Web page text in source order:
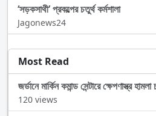
‌‘সড়কসাথী’ প্রকল্পের চতুর্থ কর্মশালা
Jagonews24
Most Read
জর্ডানে মার্কিন কমান্ড সেন্টারে ক্ষেপণাস্ত্র
120 views